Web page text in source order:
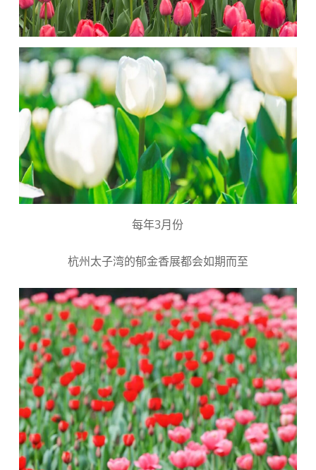
每年3月份
杭州太子湾的郁金香展都会如期而至